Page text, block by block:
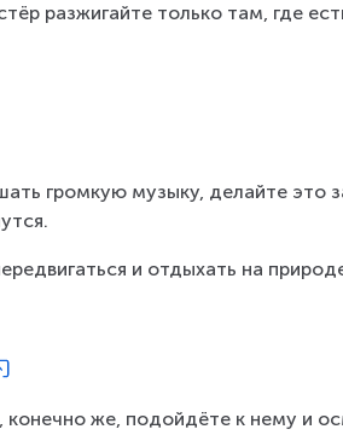
разжигайте только там, где
громкую музыку, делайте это
и отдыхать на
конечно же, подойдёте к нему и